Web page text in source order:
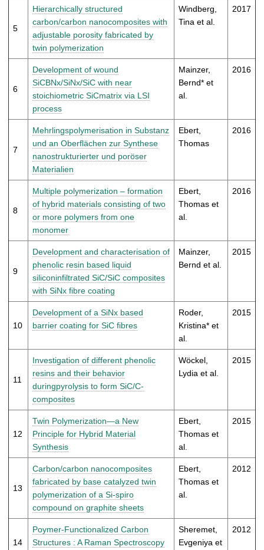
5
Hierarchically structured
carbon/carbon nanocomposites with
adjustable porosity fabricated by
twin polymerization
Windberg,
Tina et al.
2017
6
Development of wound
SiCBNx/SiNx/SiC with near
stoichiometric SiCmatrix via LSI
process
Mainzer,
Bernd* et
al.
2016
7
Mehrlingspolymerisation in Substanz
und an Oberflächen zur Synthese
nanostrukturierter und poröser
Materialien
Ebert,
Thomas
2016
8
Multiple polymerization – formation
of hybrid materials consisting of two
or more polymers from one
monomer
Ebert,
Thomas et
al.
2016
9
Development and characterisation of
phenolic resin based liquid
siliconinfiltrated SiC/SiC composites
with SiNx fibre coating
Mainzer,
Bernd et al.
2015
10
Development of a SiNx based
barrier coating for SiC fibres
Roder,
Kristina* et
al.
2015
11
Investigation of different phenolic
resins and their behavior
duringpyrolysis to form SiC/C-
composites
Wöckel,
Lydia et al.
2015
12
Twin Polymerization—a New
Principle for Hybrid Material
Synthesis
Ebert,
Thomas et
al.
2015
13
Carbon/carbon nanocomposites
fabricated by base catalyzed twin
polymerization of a Si-spiro
compound on graphite sheets
Ebert,
Thomas et
al.
2012
14
Poymer-Functionalized Carbon
Structures : A Raman Spectroscopy
Sheremet,
Evgeniya et
2012